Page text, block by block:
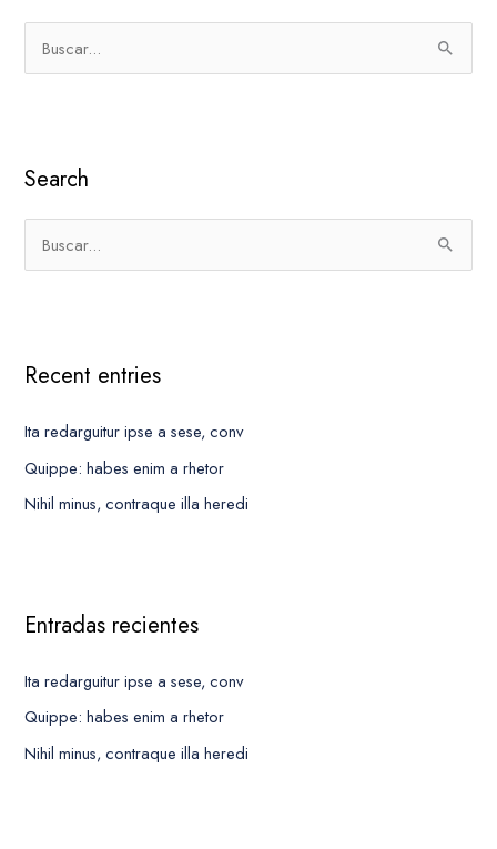
a
o
Search
a
p
o
r
Recent entries
Ita redarguitur ipse a sese, conv
Quippe: habes enim a rhetor
Nihil minus, contraque illa heredi
Entradas recientes
Ita redarguitur ipse a sese, conv
Quippe: habes enim a rhetor
Nihil minus, contraque illa heredi